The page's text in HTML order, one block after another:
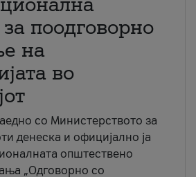
поодговорно
на
во
со Министерството за
денеска и официјално ја
општествено
„Одговорно со